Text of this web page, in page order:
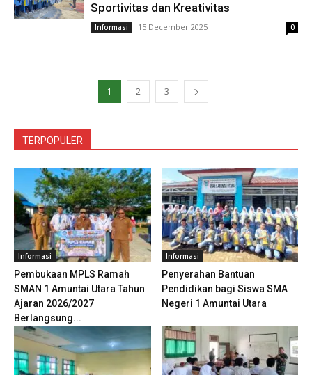
Sportivitas dan Kreativitas
Informasi 15 December 2025 0
1 2 3
TERPOPULER
Informasi
Pembukaan MPLS Ramah
SMAN 1 Amuntai Utara Tahun
Ajaran 2026/2027
Berlangsung...
Informasi
Penyerahan Bantuan
Pendidikan bagi Siswa SMA
Negeri 1 Amuntai Utara